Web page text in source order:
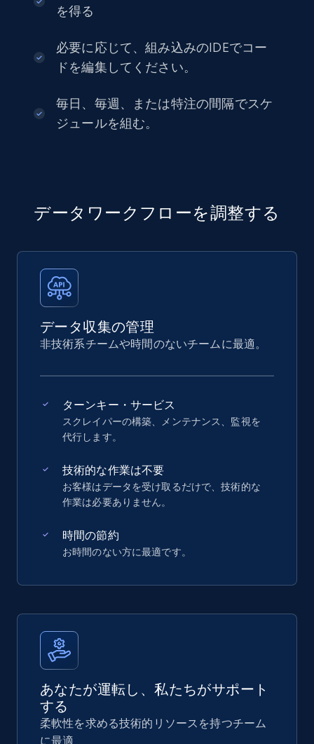
を得る
必要に応じて、組み込みのIDEでコー
ドを編集してください。
毎日、毎週、または特注の間隔でスケ
ジュールを組む。
データワークフローを調整する
データ収集の管理
非技術系チームや時間のないチームに最適。
ターンキー・サービス
スクレイパーの構築、メンテナンス、監視を
代行します。
技術的な作業は不要
お客様はデータを受け取るだけで、技術的な
作業は必要ありません。
時間の節約
お時間のない方に最適です。
あなたが運転し、私たちがサポート
する
柔軟性を求める技術的リソースを持つチーム
に最適